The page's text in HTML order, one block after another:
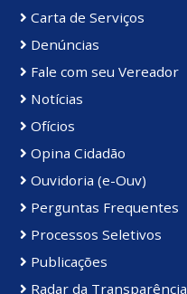
Carta de Serviços
Denúncias
Fale com seu Vereador
Notícias
Ofícios
Opina Cidadão
Ouvidoria (e-Ouv)
Perguntas Frequentes
Processos Seletivos
Publicações
Radar da Transparência